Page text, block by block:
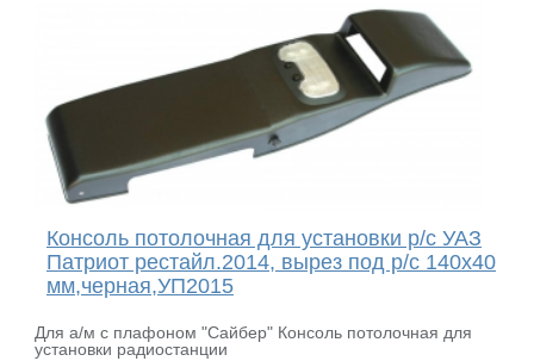
Консоль потолочная для установки р/c УАЗ
Патриот рестайл.2014, вырез под р/c 140х40
мм,черная,УП2015
Для а/м с плафоном "Сайбер" Консоль потолочная для
установки радиостанции